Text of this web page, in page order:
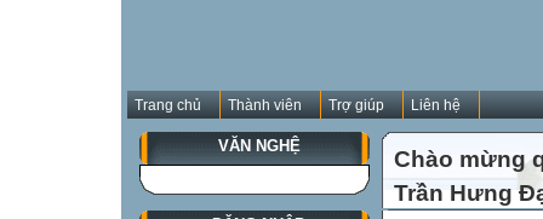
Trang chủ Thành viên Trợ giúp Liên hệ
VĂN NGHỆ
Chào mừng
Trần Hưng